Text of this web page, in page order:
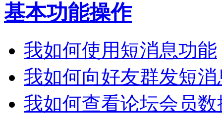
基本功能操作
我如何使用短消息功能
我如何向好友群发短消
我如何查看论坛会员数